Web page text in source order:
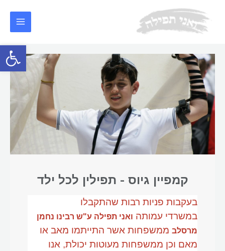
פתח
קמפיין גיוס - תפילין לכל ילד
בעקבות פניות רבות שהתקבלו
במשרדי עמותה ואני תפילה ע"ש רבינו נחמן
מרסלב ממשפחות אשר התייתמו מאב או
מאם וכן ממשפחות מעוטות יכולת, אנו